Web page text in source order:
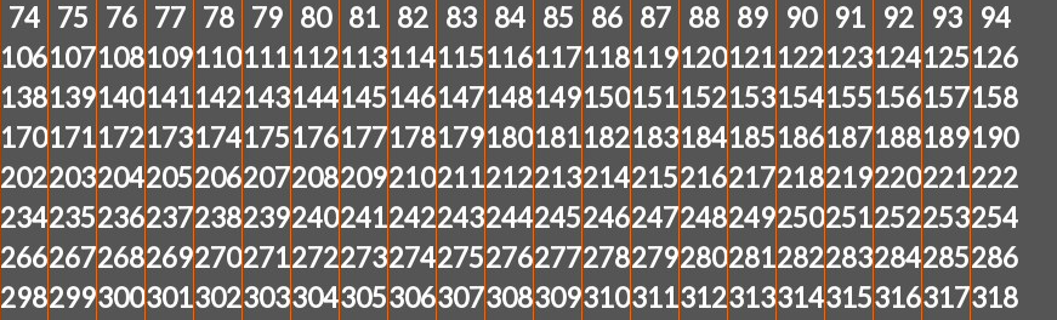
74 75 76 77 78 79 80 81 82 83 84 85 86 87 88 89 90 91 92 93
94
106107108109110111112113114115116117118119120121122123124125126
138139140141142143144145146147148149150151152153154155156157158
170171172173174175176177178179180181182183184185186187188189190
202203204205206207208209210211212213214215216217218219220221222
234235236237238239240241242243244245246247248249250251252253254
266267268269270271272273274275276277278279280281282283284285286
298299300301302303304305306307308309310311312313314315316317318